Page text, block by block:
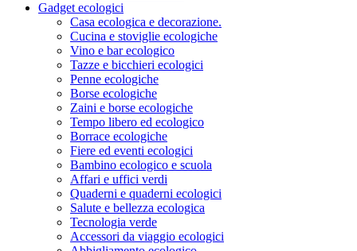
Gadget ecologici
Casa ecologica e decorazione.
Cucina e stoviglie ecologiche
Vino e bar ecologico
Tazze e bicchieri ecologici
Penne ecologiche
Borse ecologiche
Zaini e borse ecologiche
Tempo libero ed ecologico
Borrace ecologiche
Fiere ed eventi ecologici
Bambino ecologico e scuola
Affari e uffici verdi
Quaderni e quaderni ecologici
Salute e bellezza ecologica
Tecnologia verde
Accessori da viaggio ecologici